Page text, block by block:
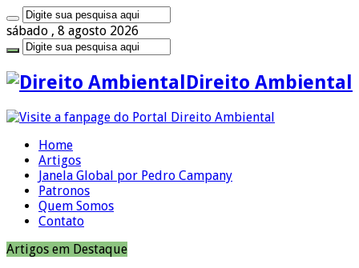
sábado , 8 agosto 2026
Direito Ambiental
Home
Artigos
Janela Global por Pedro Campany
Patronos
Quem Somos
Contato
Artigos em Destaque